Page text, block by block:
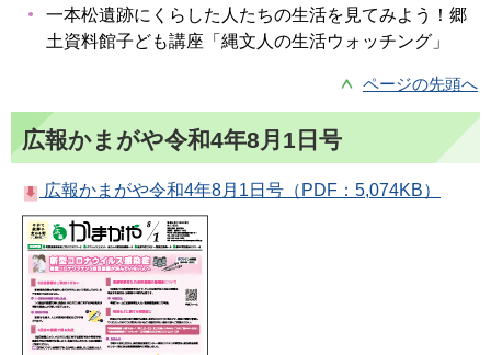
一本松遺跡にくらした人たちの生活を見てみよう！郷
土資料館子ども講座「縄文人の生活ウォッチング」
ページの先頭へ
広報かまがや令和4年8月1日号
広報かまがや令和4年8月1日号（PDF：5,074KB）